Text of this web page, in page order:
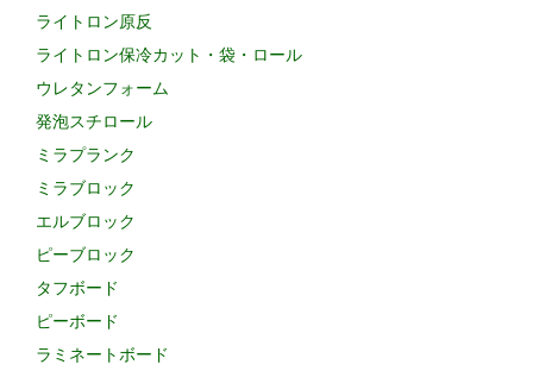
ライトロン原反
ライトロン保冷カット・袋・ロール
ウレタンフォーム
発泡スチロール
ミラプランク
ミラブロック
エルブロック
ピーブロック
タフボード
ピーボード
ラミネートボード